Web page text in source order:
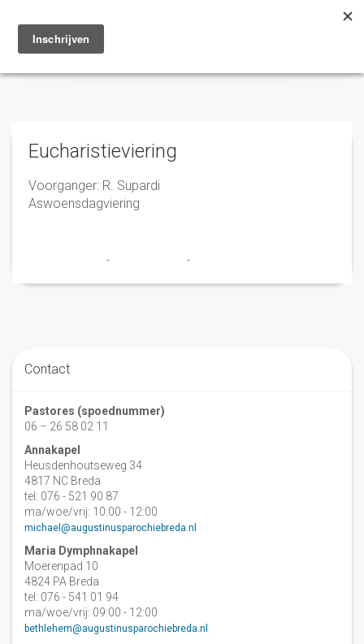
Toggle
navigation
Eucharistieviering
Voorganger: R. Supardi
Aswoensdagviering
- -
Contact
Pastores (spoednummer)
06 – 26 58 02 11
Annakapel
Heusdenhoutseweg 34
4817 NC Breda
tel: 076 - 521 90 87
ma/woe/vrij: 10:00 - 12:00
michael@augustinusparochiebreda.nl
Maria Dymphnakapel
Moerenpad 10
4824 PA Breda
tel: 076 - 541 01 94
ma/woe/vrij: 09:00 - 12:00
bethlehem@augustinusparochiebreda.nl